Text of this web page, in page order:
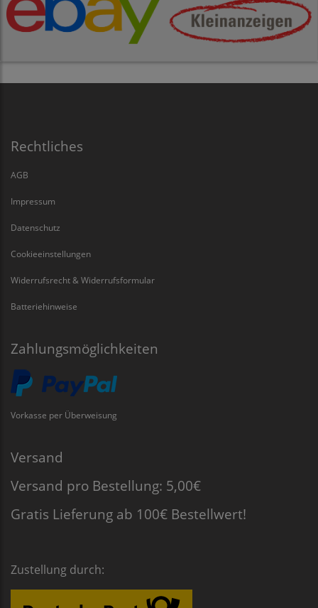
Rechtliches
AGB
Impressum
Datenschutz
Cookieeinstellungen
Widerrufsrecht & Widerrufsformular
Batteriehinweise
Zahlungsmöglichkeiten
Vorkasse per Überweisung
Versand
Versand pro Bestellung: 5,00€
Gratis Lieferung ab 100€ Bestellwert!
Zustellung durch: